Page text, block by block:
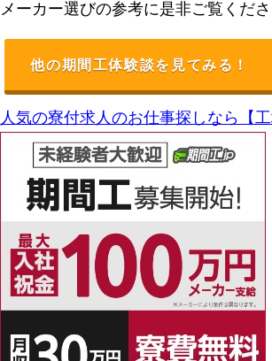
メーカー選びの参考に是非ご覧くださ
他の期間工体験談を見てみる！
人気の寮付求人のお仕事探しなら【工